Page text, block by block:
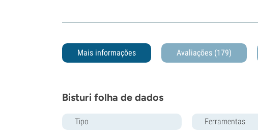
Mais informações Avaliações (179)
Bisturi folha de dados
Tipo Ferramentas